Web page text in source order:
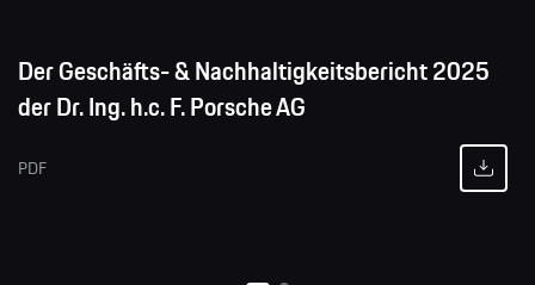
Der Geschäfts- & Nachhaltigkeitsbericht 2025
der Dr. Ing. h.c. F. Porsche AG
PDF